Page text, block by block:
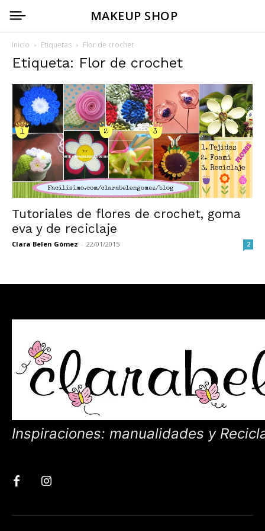
MAKEUP SHOP
Inicio Etiquetas Flor de crochet
Etiqueta: Flor de crochet
Tutoriales de flores de crochet, goma
eva y de reciclaje
Clara Belen Gómez - 22/01/2015 2
Inspiraciones: manualidades y